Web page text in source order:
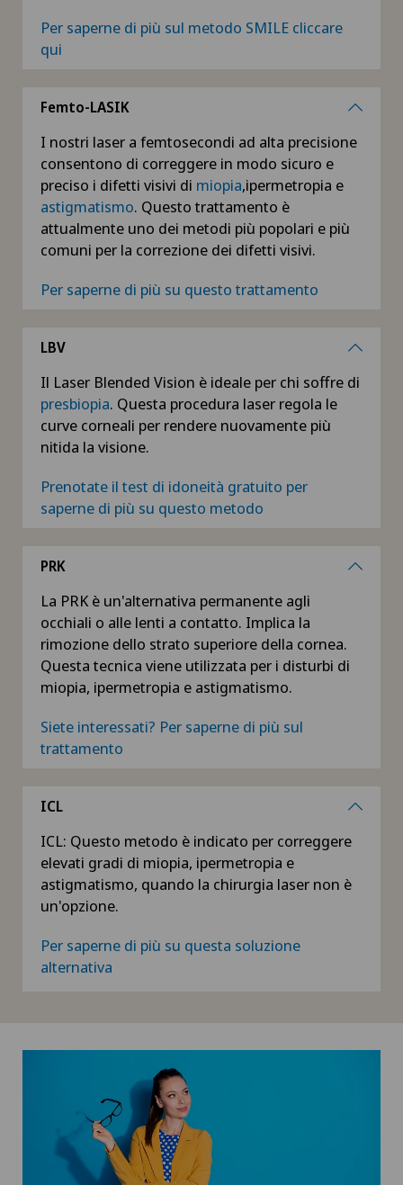
Per saperne di più sul metodo SMILE cliccare
qui
Femto-LASIK
I nostri laser a femtosecondi ad alta precisione
consentono di correggere in modo sicuro e
preciso i difetti visivi di miopia,ipermetropia e
astigmatismo. Questo trattamento è
attualmente uno dei metodi più popolari e più
comuni per la correzione dei difetti visivi.
Per saperne di più su questo trattamento
LBV
Il Laser Blended Vision è ideale per chi soffre di
presbiopia. Questa procedura laser regola le
curve corneali per rendere nuovamente più
nitida la visione.
Prenotate il test di idoneità gratuito per
saperne di più su questo metodo
PRK
La PRK è un'alternativa permanente agli
occhiali o alle lenti a contatto. Implica la
rimozione dello strato superiore della cornea.
Questa tecnica viene utilizzata per i disturbi di
miopia, ipermetropia e astigmatismo.
Siete interessati? Per saperne di più sul
trattamento
ICL
ICL: Questo metodo è indicato per correggere
elevati gradi di miopia, ipermetropia e
astigmatismo, quando la chirurgia laser non è
un'opzione.
Per saperne di più su questa soluzione
alternativa